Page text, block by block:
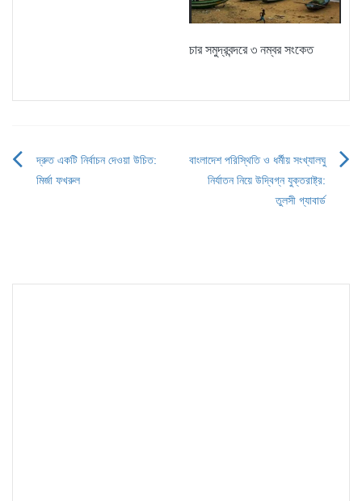
চার সমুদ্রবন্দরে ৩ নম্বর সংকেত
Post
দ্রুত একটি নির্বাচন দেওয়া উচিত:
মির্জা ফখরুল
বাংলাদেশ পরিস্থিতি ও ধর্মীয় সংখ্যালঘু
নির্যাতন নিয়ে উদ্বিগ্ন যুক্তরাষ্ট্র:
তুলসী গ্যাবার্ড